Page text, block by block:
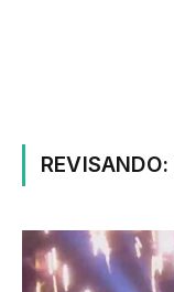
REVISANDO: